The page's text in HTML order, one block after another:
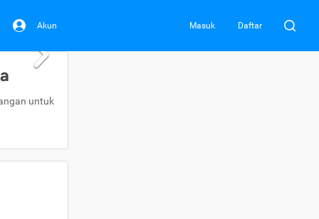
Akun Masuk Daftar
untuk